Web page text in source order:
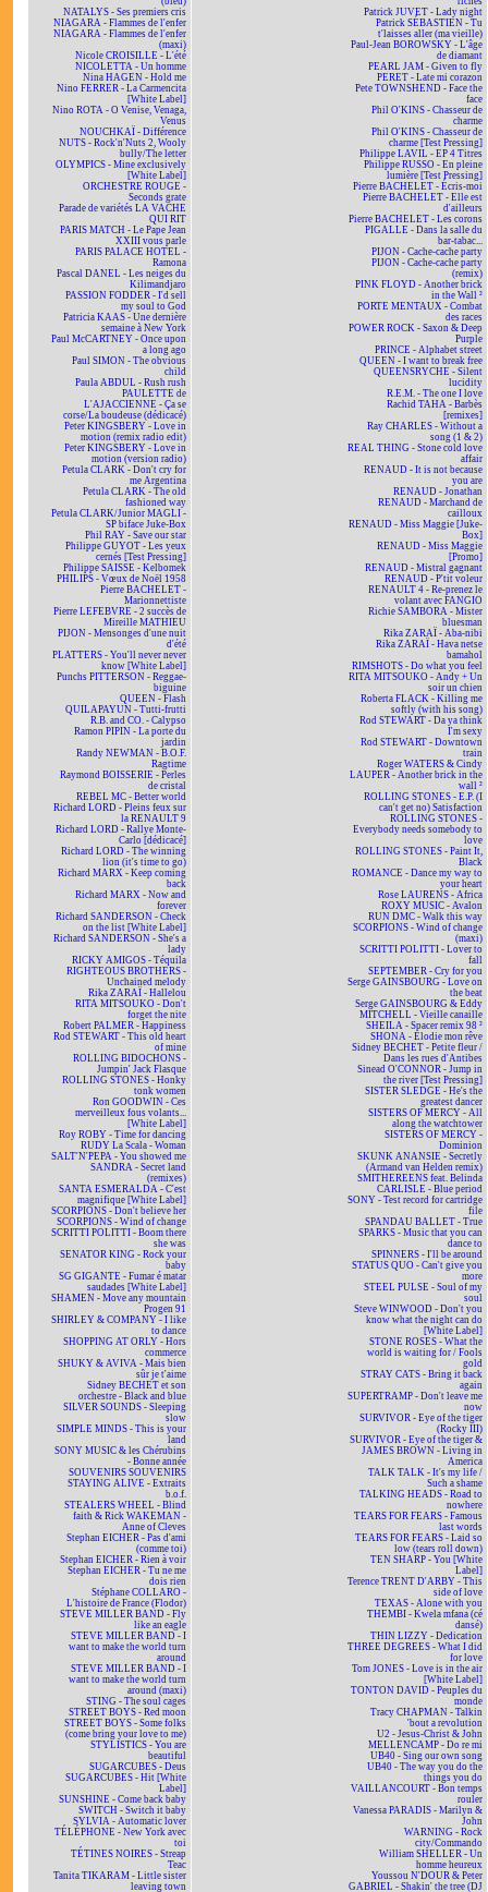
NATALYS - Ses premiers cris
NIAGARA - Flammes de l'enfer
NIAGARA - Flammes de l'enfer
(maxi)
Nicole CROISILLE - L'été
NICOLETTA - Un homme
Nina HAGEN - Hold me
Nino FERRER - La Carmencita
[White Label]
Nino ROTA - O Venise, Venaga,
Venus
NOUCHKAÏ - Différence
NUTS - Rock'n'Nuts 2, Wooly
bully/The letter
OLYMPICS - Mine exclusively
[White Label]
ORCHESTRE ROUGE -
Seconds grate
Parade de variétés LA VACHE
QUI RIT
PARIS MATCH - Le Pape Jean
XXIII vous parle
PARIS PALACE HOTEL -
Ramona
Pascal DANEL - Les neiges du
Kilimandjaro
PASSION FODDER - I'd sell
my soul to God
Patricia KAAS - Une dernière
semaine à New York
Paul McCARTNEY - Once upon
a long ago
Paul SIMON - The obvious
child
Paula ABDUL - Rush rush
PAULETTE de
L'AJACCIENNE - Ça se
corse/La boudeuse (dédicacé)
Peter KINGSBERY - Love in
motion (remix radio edit)
Peter KINGSBERY - Love in
motion (version radio)
Petula CLARK - Don't cry for
me Argentina
Petula CLARK - The old
fashioned way
Petula CLARK/Junior MAGLI -
SP biface Juke-Box
Phil RAY - Save our star
Philippe GUYOT - Les yeux
cernés [Test Pressing]
Philippe SAISSE - Kelbomek
PHILIPS - Vœux de Noël 1958
Pierre BACHELET -
Marionnettiste
Pierre LEFEBVRE - 2 succès de
Mireille MATHIEU
PIJON - Mensonges d'une nuit
d'été
PLATTERS - You'll never never
know [White Label]
Punchs PITTERSON - Reggae-
biguine
QUEEN - Flash
QUILAPAYUN - Tutti-frutti
R.B. and CO. - Calypso
Ramon PIPIN - La porte du
jardin
Randy NEWMAN - B.O.F.
Ragtime
Raymond BOISSERIE - Perles
de cristal
REBEL MC - Better world
Richard LORD - Pleins feux sur
la RENAULT 9
Richard LORD - Rallye Monte-
Carlo [dédicacé]
Richard LORD - The winning
lion (it's time to go)
Richard MARX - Keep coming
back
Richard MARX - Now and
forever
Richard SANDERSON - Check
on the list [White Label]
Richard SANDERSON - She's a
lady
RICKY AMIGOS - Téquila
RIGHTEOUS BROTHERS -
Unchained melody
Rika ZARAÏ - Hallelou
RITA MITSOUKO - Don't
forget the nite
Robert PALMER - Happiness
Rod STEWART - This old heart
of mine
ROLLING BIDOCHONS -
Jumpin' Jack Flasque
ROLLING STONES - Honky
tonk women
Ron GOODWIN - Ces
merveilleux fous volants...
[White Label]
Roy ROBY - Time for dancing
RUDY La Scala - Woman
SALT'N'PEPA - You showed me
SANDRA - Secret land
(remixes)
SANTA ESMERALDA - C'est
magnifique [White Label]
SCORPIONS - Don't believe her
SCORPIONS - Wind of change
SCRITTI POLITTI - Boom there
she was
SENATOR KING - Rock your
baby
SG GIGANTE - Fumar é matar
saudades [White Label]
SHAMEN - Move any mountain
Progen 91
SHIRLEY & COMPANY - I like
to dance
SHOPPING AT ORLY - Hors
commerce
SHUKY & AVIVA - Mais bien
sûr je t'aime
Sidney BECHET et son
orchestre - Black and blue
SILVER SOUNDS - Sleeping
slow
SIMPLE MINDS - This is your
land
SONY MUSIC & les Chérubins
- Bonne année
SOUVENIRS SOUVENIRS
STAYING ALIVE - Extraits
b.o.f.
STEALERS WHEEL - Blind
faith & Rick WAKEMAN -
Anne of Cleves
Stephan EICHER - Pas d'ami
(comme toi)
Stephan EICHER - Rien à voir
Stephan EICHER - Tu ne me
dois rien
Stéphane COLLARO -
L'histoire de France (Flodor)
STEVE MILLER BAND - Fly
like an eagle
STEVE MILLER BAND - I
want to make the world turn
around
STEVE MILLER BAND - I
want to make the world turn
around (maxi)
STING - The soul cages
STREET BOYS - Red moon
STREET BOYS - Some folks
(come bring your love to me)
STYLISTICS - You are
beautiful
SUGARCUBES - Deus
SUGARCUBES - Hit [White
Label]
SUNSHINE - Come back baby
SWITCH - Switch it baby
SYLVIA - Automatic lover
TÉLÉPHONE - New York avec
toi
TÉTINES NOIRES - Streap
Teac
Tanita TIKARAM - Little sister
leaving town
Patrick JUVET - Lady night
Patrick SÉBASTIEN - Tu
t'laisses aller (ma vieille)
Paul-Jean BOROWSKY - L'âge
de diamant
PEARL JAM - Given to fly
PERET - Late mi corazon
Pete TOWNSHEND - Face the
face
Phil O'KINS - Chasseur de
charme
Phil O'KINS - Chasseur de
charme [Test Pressing]
Philippe LAVIL - EP 4 Titres
Philippe RUSSO - En pleine
lumière [Test Pressing]
Pierre BACHELET - Écris-moi
Pierre BACHELET - Elle est
d'ailleurs
Pierre BACHELET - Les corons
PIGALLE - Dans la salle du
bar-tabac...
PIJON - Cache-cache party
PIJON - Cache-cache party
(remix)
PINK FLOYD - Another brick
in the Wall ²
PORTE MENTAUX - Combat
des races
POWER ROCK - Saxon & Deep
Purple
PRINCE - Alphabet street
QUEEN - I want to break free
QUEENSRYCHE - Silent
lucidity
R.E.M. - The one I love
Rachid TAHA - Barbès
[remixes]
Ray CHARLES - Without a
song (1 & 2)
REAL THING - Stone cold love
affair
RENAUD - It is not because
you are
RENAUD - Jonathan
RENAUD - Marchand de
cailloux
RENAUD - Miss Maggie [Juke-
Box]
RENAUD - Miss Maggie
[Promo]
RENAUD - Mistral gagnant
RENAUD - P'tit voleur
RENAULT 4 - Re-prenez le
volant avec FANGIO
Richie SAMBORA - Mister
bluesman
Rika ZARAÏ - Aba-nibi
Rika ZARAÏ - Hava netse
bamahol
RIMSHOTS - Do what you feel
RITA MITSOUKO - Andy + Un
soir un chien
Roberta FLACK - Killing me
softly (with his song)
Rod STEWART - Da ya think
I'm sexy
Rod STEWART - Downtown
train
Roger WATERS & Cindy
LAUPER - Another brick in the
wall ²
ROLLING STONES - E.P. (I
can't get no) Satisfaction
ROLLING STONES -
Everybody needs somebody to
love
ROLLING STONES - Paint It,
Black
ROMANCE - Dance my way to
your heart
Rose LAURENS - Africa
ROXY MUSIC - Avalon
RUN DMC - Walk this way
SCORPIONS - Wind of change
(maxi)
SCRITTI POLITTI - Lover to
fall
SEPTEMBER - Cry for you
Serge GAINSBOURG - Love on
the beat
Serge GAINSBOURG & Eddy
MITCHELL - Vieille canaille
SHEILA - Spacer remix 98 ²
SHONA - Elodie mon rêve
Sidney BECHET - Petite fleur /
Dans les rues d'Antibes
Sinead O'CONNOR - Jump in
the river [Test Pressing]
SISTER SLEDGE - He's the
greatest dancer
SISTERS OF MERCY - All
along the watchtower
SISTERS OF MERCY -
Dominion
SKUNK ANANSIE - Secretly
(Armand van Helden remix)
SMITHEREENS feat. Belinda
CARLISLE - Blue period
SONY - Test record for cartridge
file
SPANDAU BALLET - True
SPARKS - Music that you can
dance to
SPINNERS - I'll be around
STATUS QUO - Can't give you
more
STEEL PULSE - Soul of my
soul
Steve WINWOOD - Don't you
know what the night can do
[White Label]
STONE ROSES - What the
world is waiting for / Fools
gold
STRAY CATS - Bring it back
again
SUPERTRAMP - Don't leave me
now
SURVIVOR - Eye of the tiger
(Rocky III)
SURVIVOR - Eye of the tiger &
JAMES BROWN - Living in
America
TALK TALK - It's my life /
Such a shame
TALKING HEADS - Road to
nowhere
TEARS FOR FEARS - Famous
last words
TEARS FOR FEARS - Laid so
low (tears roll down)
TEN SHARP - You [White
Label]
Terence TRENT D'ARBY - This
side of love
TEXAS - Alone with you
THEMBI - Kwela mfana (cé
dansé)
THIN LIZZY - Dedication
THREE DEGREES - What I did
for love
Tom JONES - Love is in the air
[White Label]
TONTON DAVID - Peuples du
monde
Tracy CHAPMAN - Talkin
'bout a revolution
U2 - Jesus-Christ & John
MELLENCAMP - Do re mi
UB40 - Sing our own song
UB40 - The way you do the
things you do
VAILLANCOURT - Bon temps
rouler
Vanessa PARADIS - Marilyn &
John
WARNING - Rock
city/Commando
William SHELLER - Un
homme heureux
Youssou N'DOUR & Peter
GABRIEL - Shakin' the tree (DJ